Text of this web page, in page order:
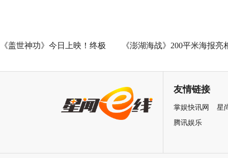
《盖世神功》今日上映！终极 《澎湖海战》200平米海报亮
友情链接
掌娱快讯网
星
腾讯娱乐